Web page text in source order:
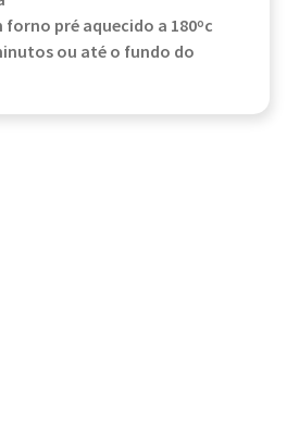
forno pré aquecido a 180ºc
ou até o fundo do